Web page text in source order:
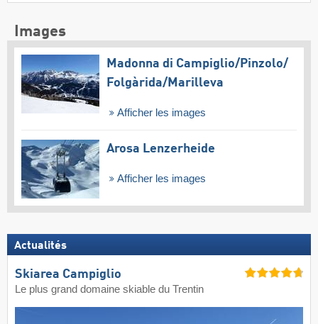
Images
Madonna di Campiglio/​Pinzolo/​
Folgàrida/​Marilleva
Afficher les images
Arosa Lenzerheide
Afficher les images
Actualités
Skiarea Campiglio
Le plus grand domaine skiable du Trentin